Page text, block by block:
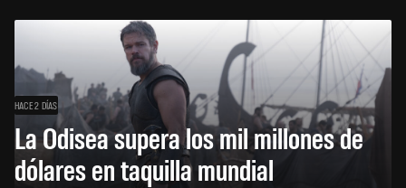
HACE 2 DÍAS
La Odisea supera los mil millones de
dólares en taquilla mundial